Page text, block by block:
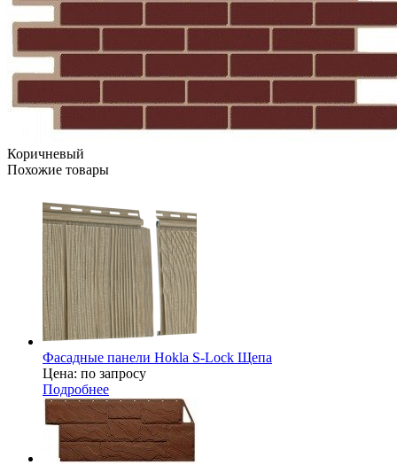
Коричневый
Похожие товары
Фасадные панели Hokla S-Lock Щепа
Цена: по запросу
Подробнее